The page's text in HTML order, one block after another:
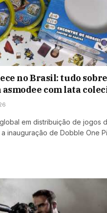
no Brasil: tudo
com lata
em distribuição de jogos
inauguração de Dobble One